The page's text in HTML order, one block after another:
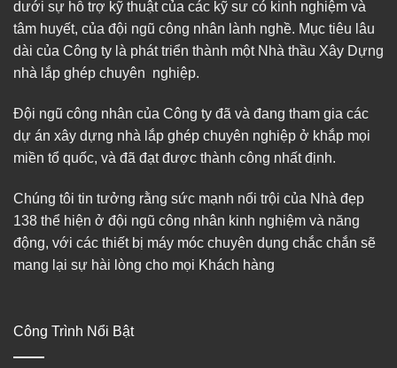
dưới sự hỗ trợ kỹ thuật của các kỹ sư có kinh nghiệm và
tâm huyết, của đội ngũ công nhân lành nghề. Mục tiêu lâu
dài của Công ty là phát triển thành một Nhà thầu Xây Dựng
nhà lắp ghép chuyên nghiệp.
Đội ngũ công nhân của Công ty đã và đang tham gia các
dự án xây dựng nhà lắp ghép chuyên nghiệp ở khắp mọi
miền tổ quốc, và đã đạt được thành công nhất định.
Chúng tôi tin tưởng rằng sức mạnh nổi trội của Nhà đẹp
138 thể hiện ở đội ngũ công nhân kinh nghiệm và năng
động, với các thiết bị máy móc chuyên dụng chắc chắn sẽ
mang lại sự hài lòng cho mọi Khách hàng
Công Trình Nổi Bật